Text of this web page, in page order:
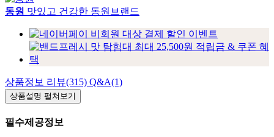
동원 맛있고 건강한 동원브랜드
상품정보 리뷰(315) Q&A(1)
상품설명 펼쳐보기
필수제공정보